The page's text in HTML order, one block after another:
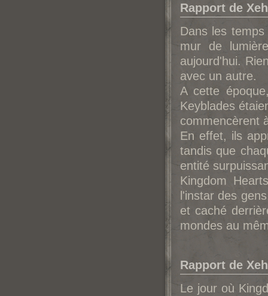
Rapport de
Dans les
mur de
aujourd'hui.
avec un autre.
A cette
Keyblades
commencèrent
En effet, ils
tandis que
entité
Kingdom
l'instar des
et caché
mondes au
Rapport de
Le jour où